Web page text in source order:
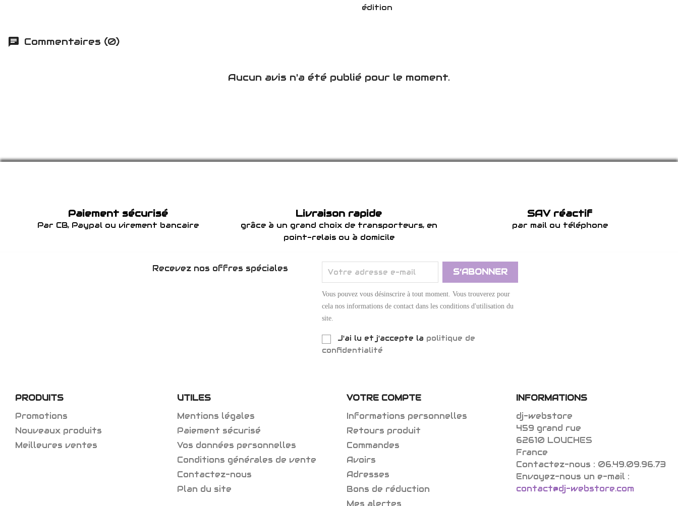
édition
Commentaires (0)
Aucun avis n'a été publié pour le moment.
Paiement sécurisé
Par CB, Paypal ou virement bancaire
Livraison rapide
grâce à un grand choix de transporteurs, en
point-relais ou à domicile
SAV réactif
par mail ou téléphone
Recevez nos offres spéciales
Vous pouvez vous désinscrire à tout moment. Vous trouverez pour
cela nos informations de contact dans les conditions d'utilisation du
site.
J'ai lu et j'accepte la politique de
confidentialité
PRODUITS
Promotions
Nouveaux produits
Meilleures ventes
UTILES
Mentions légales
Paiement sécurisé
Vos données personnelles
Conditions générales de vente
Contactez-nous
Plan du site
VOTRE COMPTE
Informations personnelles
Retours produit
Commandes
Avoirs
Adresses
Bons de réduction
INFORMATIONS
dj-webstore
459 grand rue
62610 LOUCHES
France
Contactez-nous : 06.49.09.96.73
Envoyez-nous un e-mail :
contact@dj-webstore.com